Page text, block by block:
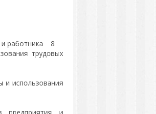
и работника 8
трудовых
и использования